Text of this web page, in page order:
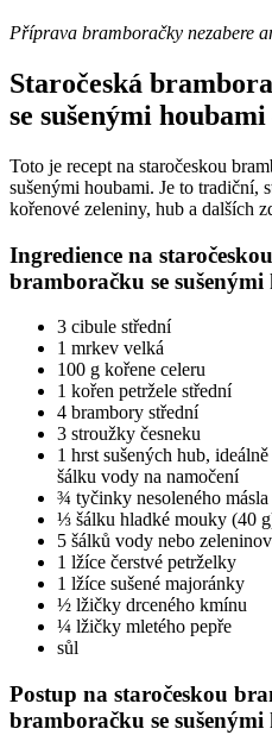
Příprava bramboračky nezabere
Staročeská
se sušenými
Toto je recept na staročeskou
sušenými houbami. Je to tradiční,
kořenové zeleniny, hub a dalších
Ingredience na
bramboračku se
3 cibule střední
1 mrkev velká
100 g kořene celeru
1 kořen petržele střední
4 brambory střední
3 stroužky česneku
1 hrst sušených hub,
šálku vody na namočení
¾ tyčinky nesoleného
⅓ šálku hladké mouky (40
5 šálků vody nebo
1 lžíce čerstvé petrželky
1 lžíce sušené majoránky
½ lžičky drceného kmínu
¼ lžičky mletého pepře
sůl
Postup na staročeskou
bramboračku se